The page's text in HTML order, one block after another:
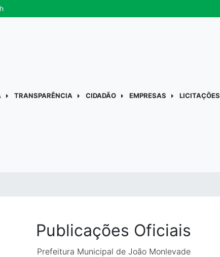
TRANSPARÊNCIA CIDADÃO EMPRESAS LICITAÇÕES
Publicações Oficiais
Prefeitura Municipal de João Monlevade